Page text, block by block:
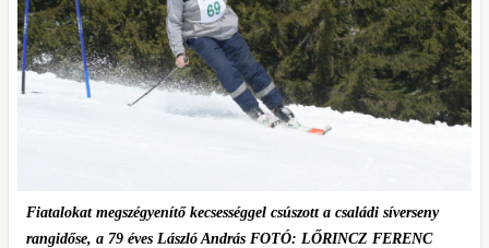
Fiatalokat megszégyenítő kecsességgel csúszott a családi síverseny
rangidőse, a 79 éves László András FOTÓ: LŐRINCZ FERENC